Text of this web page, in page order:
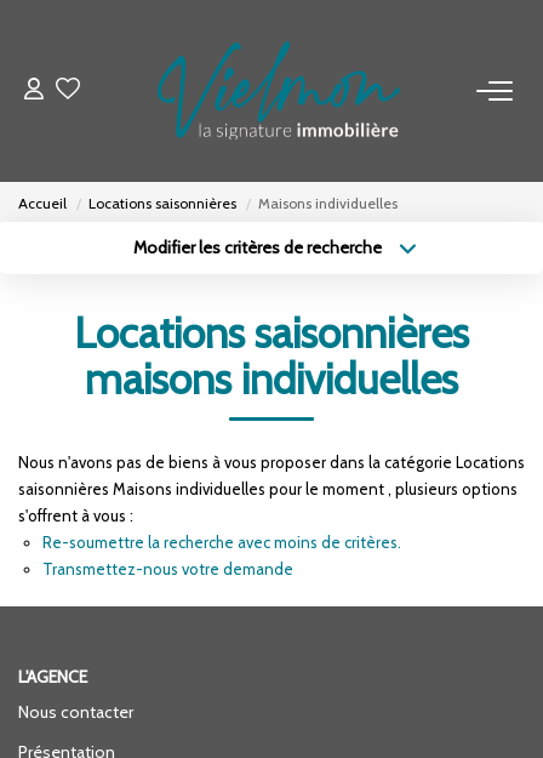
NOS BIENS
Acheter
Biens Vendus
ESTIMER
FAIRE GÉRER
INVESTISSEURS
ENTREPRISES
Accueil Locations saisonnières Maisons individuelles
Modifier les critères de recherche
Sélectionnez...
Type de bien
Surface min
Créer une alerte
Locations saisonnières
maisons individuelles
Nous n'avons pas de biens à vous proposer dans la catégorie Locations
saisonnières Maisons individuelles pour le moment , plusieurs options
s'offrent à vous :
Re-soumettre la recherche avec moins de critères.
Transmettez-nous votre demande
L'AGENCE
Nous contacter
Présentation